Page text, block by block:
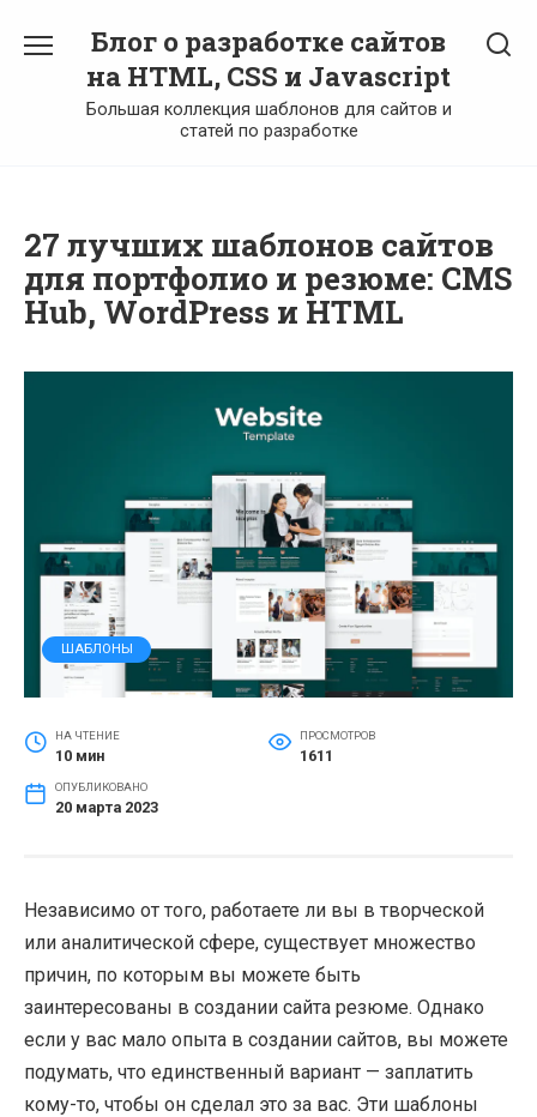
содержанию
Блог о разработке сайтов
на HTML, CSS и Javascript
Большая коллекция шаблонов для сайтов и
статей по разработке
27 лучших шаблонов сайтов
для портфолио и резюме: CMS
Hub, WordPress и HTML
ШАБЛОНЫ
НА ЧТЕНИЕ
10 мин
ПРОСМОТРОВ
1611
ОПУБЛИКОВАНО
20 марта 2023
Независимо от того, работаете ли вы в творческой
или аналитической сфере, существует множество
причин, по которым вы можете быть
заинтересованы в создании сайта резюме. Однако
если у вас мало опыта в создании сайтов, вы можете
подумать, что единственный вариант — заплатить
кому-то, чтобы он сделал это за вас. Эти шаблоны